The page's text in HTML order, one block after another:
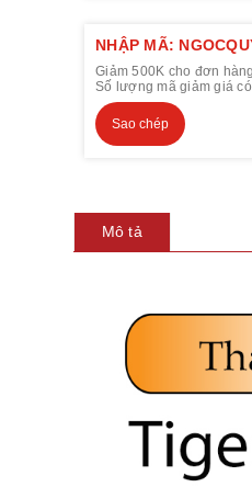
NHẬP MÃ:
Giảm 500K cho đơn
Số lượng mã giảm giá
Sao chép
Mô tả